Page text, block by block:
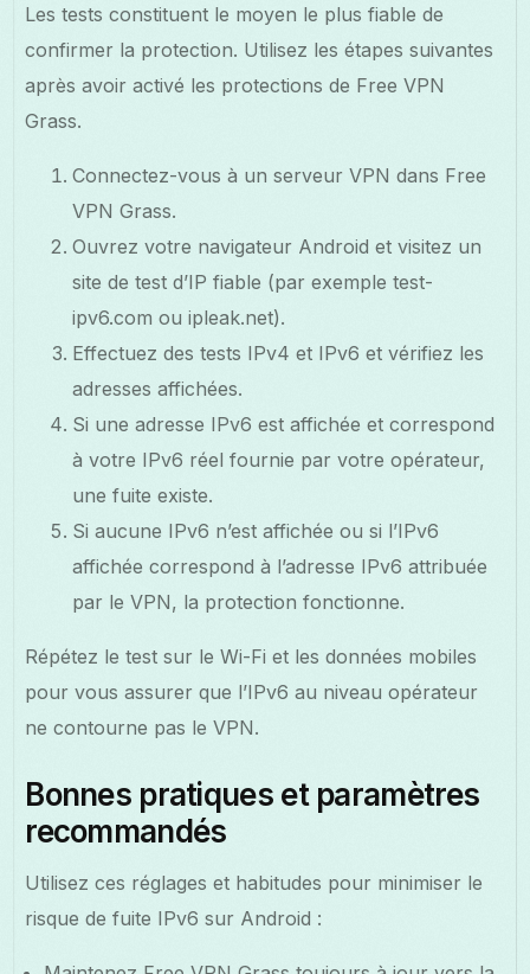
Les tests constituent le moyen le plus fiable de
confirmer la protection. Utilisez les étapes suivantes
après avoir activé les protections de Free VPN
Grass.
Connectez-vous à un serveur VPN dans Free
VPN Grass.
Ouvrez votre navigateur Android et visitez un
site de test d’IP fiable (par exemple test-
ipv6.com ou ipleak.net).
Effectuez des tests IPv4 et IPv6 et vérifiez les
adresses affichées.
Si une adresse IPv6 est affichée et correspond
à votre IPv6 réel fournie par votre opérateur,
une fuite existe.
Si aucune IPv6 n’est affichée ou si l’IPv6
affichée correspond à l’adresse IPv6 attribuée
par le VPN, la protection fonctionne.
Répétez le test sur le Wi-Fi et les données mobiles
pour vous assurer que l’IPv6 au niveau opérateur
ne contourne pas le VPN.
Bonnes pratiques et paramètres
recommandés
Utilisez ces réglages et habitudes pour minimiser le
risque de fuite IPv6 sur Android :